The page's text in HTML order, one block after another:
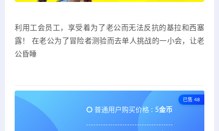
利用工会员工，享受着为了老公而无法反抗的基拉和西塞
露！ 在老公为了冒险者测验而去单人挑战的一小会，让老
公昏睡
已售 48
普通用户购买价格 : 5金币